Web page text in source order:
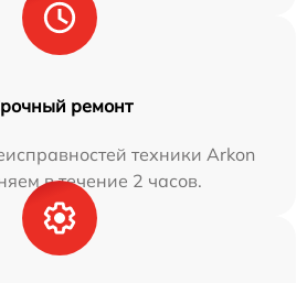
ремонт
техники Arkon
в течение 2 часов.